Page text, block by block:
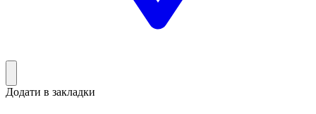
Додати в закладки